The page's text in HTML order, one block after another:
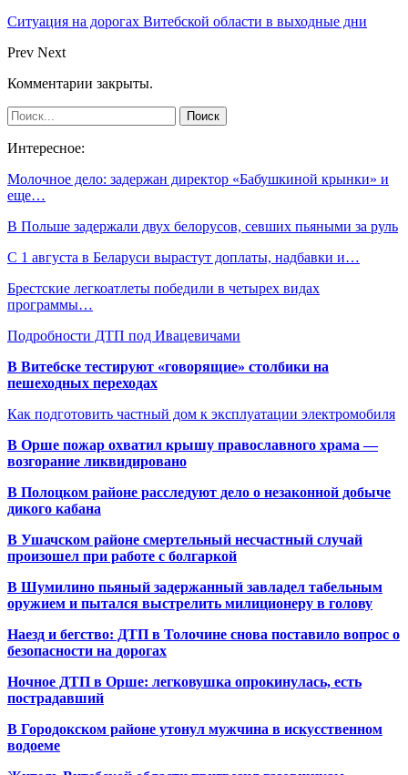
Ситуация на дорогах Витебской области в выходные дни
Prev Next
Комментарии закрыты.
Интересное:
Молочное дело: задержан директор «Бабушкиной крынки» и
еще…
В Польше задержали двух белорусов, севших пьяными за руль
С 1 августа в Беларуси вырастут доплаты, надбавки и…
Брестские легкоатлеты победили в четырех видах
программы…
Подробности ДТП под Ивацевичами
В Витебске тестируют «говорящие» столбики на
пешеходных переходах
Как подготовить частный дом к эксплуатации электромобиля
В Орше пожар охватил крышу православного храма —
возгорание ликвидировано
В Полоцком районе расследуют дело о незаконной добыче
дикого кабана
В Ушачском районе смертельный несчастный случай
произошел при работе с болгаркой
В Шумилино пьяный задержанный завладел табельным
оружием и пытался выстрелить милиционеру в голову
Наезд и бегство: ДТП в Толочине снова поставило вопрос о
безопасности на дорогах
Ночное ДТП в Орше: легковушка опрокинулась, есть
пострадавший
В Городокском районе утонул мужчина в искусственном
водоеме